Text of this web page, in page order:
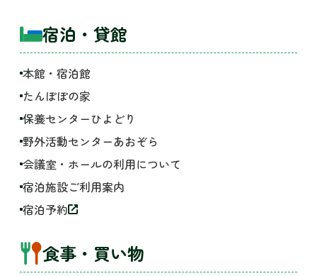
宿泊・貸館
本館・宿泊館
たんぽぽの家
保養センターひよどり
野外活動センターあおぞら
会議室・ホールの利用について
宿泊施設ご利用案内
宿泊予約
食事・買い物